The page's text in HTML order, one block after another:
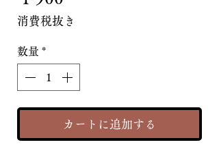
格
消費税抜き
数量 *
カートに追加する